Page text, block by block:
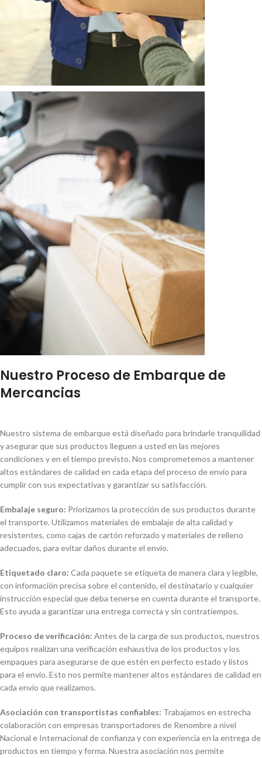
Nuestro Proceso de Embarque de
Mercancias
Nuestro sistema de embarque está diseñado para brindarle tranquilidad
y asegurar que sus productos lleguen a usted en las mejores
condiciones y en el tiempo previsto. Nos comprometemos a mantener
altos estándares de calidad en cada etapa del proceso de envío para
cumplir con sus expectativas y garantizar su satisfacción.
Embalaje seguro: Priorizamos la protección de sus productos durante
el transporte. Utilizamos materiales de embalaje de alta calidad y
resistentes, como cajas de cartón reforzado y materiales de relleno
adecuados, para evitar daños durante el envío.
Etiquetado claro: Cada paquete se etiqueta de manera clara y legible,
con información precisa sobre el contenido, el destinatario y cualquier
instrucción especial que deba tenerse en cuenta durante el transporte.
Esto ayuda a garantizar una entrega correcta y sin contratiempos.
Proceso de verificación: Antes de la carga de sus productos, nuestros
equipos realizan una verificación exhaustiva de los productos y los
empaques para asegurarse de que estén en perfecto estado y listos
para el envío. Esto nos permite mantener altos estándares de calidad en
cada envío que realizamos.
Asociación con transportistas confiables: Trabajamos en estrecha
colaboración con empresas transportadores de Renombre a nivel
Nacional e Internacional de confianza y con experiencia en la entrega de
productos en tiempo y forma. Nuestra asociación nos permite